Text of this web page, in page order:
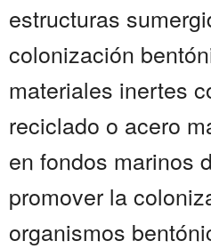
estructuras
colonización
materiales inertes
reciclado o acero
en fondos marinos
promover la
organismos